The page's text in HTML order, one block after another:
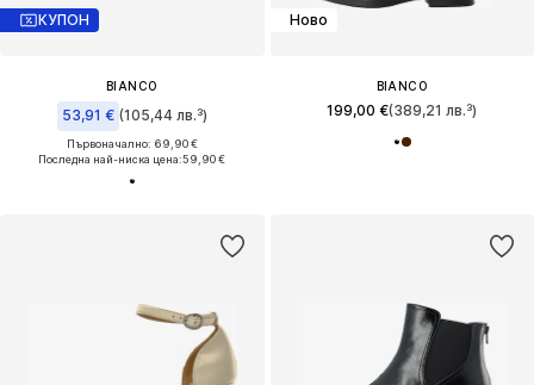
КУПОН
BIANCO
53,91 € (105,44 лв.³)
Първоначално: 69,90 €
Последна най-ниска цена:59,90 €
Ново
BIANCO
199,00 €(389,21 лв.³)